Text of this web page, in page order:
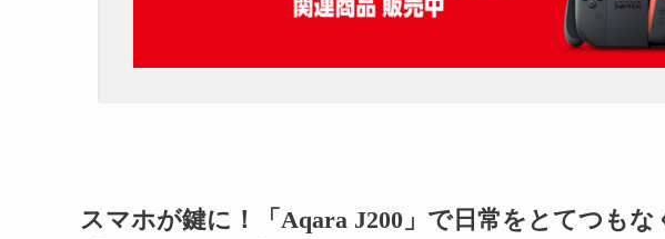
スマホが鍵に！「Aqara J200」で日常をとてつも